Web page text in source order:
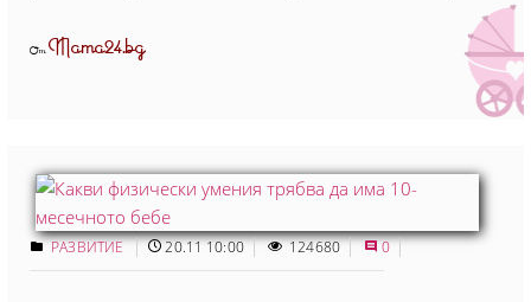
ОтMama24.bg
РАЗВИТИЕ 20.11 10:00 124680 0